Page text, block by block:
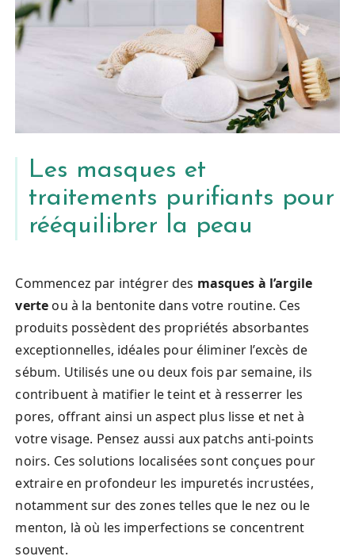
Les masques et
traitements purifiants pour
rééquilibrer la peau
Commencez par intégrer des masques à l’argile
verte ou à la bentonite dans votre routine. Ces
produits possèdent des propriétés absorbantes
exceptionnelles, idéales pour éliminer l’excès de
sébum. Utilisés une ou deux fois par semaine, ils
contribuent à matifier le teint et à resserrer les
pores, offrant ainsi un aspect plus lisse et net à
votre visage. Pensez aussi aux patchs anti-points
noirs. Ces solutions localisées sont conçues pour
extraire en profondeur les impuretés incrustées,
notamment sur des zones telles que le nez ou le
menton, là où les imperfections se concentrent
souvent.